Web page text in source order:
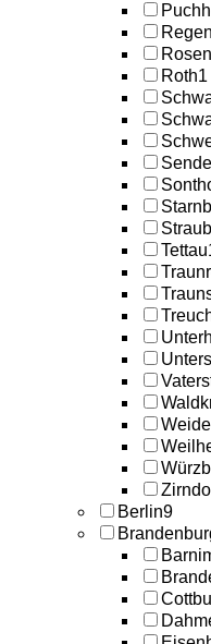
Roth1
Tettau
Berlin9